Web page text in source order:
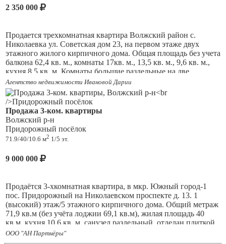
Инфраструктура развита, все в шаговой доступности:
В квартире два балкона. Видеонаблюдение в доме, в подъезде
есть место под коляску, велосипед.
Один взрослый собственник, обременений нет. Приглашаем
на просмотр.
2 350 000
Продается трехкомнатная квартира Волжский район с.
Николаевка ул. Советская дом 23, на первом этаже двух
этажного жилого кирпичного дома. Общая площадь без учета
балкона 62,4 кв. м., комнаты 17кв. м., 13,5 кв. м., 9,6 кв. м.,
кухня 8,5 кв. м. Комнаты большие раздельные на две
стороны. Квартира не угловая в середине дома а значить
теплая. Большой балкон 2.4 кв. м. Планировка квартиры
очень удачная состояние требует небольших вложений. В
шаговой доступности школа, пункт медицинского осмотра,
магазин. Рядом имеется остановка общественного транспорта
автобуса 139 и 622 идущий до Самары автостанции Аврора.
От села Николаевка до Авроры 19 км. По всем уточняющим
вопросам звоните расскажем и покажем квартиру.
Агентство недвижимости Ивановой Дарии
Продажа 3-ком. квартиры
Волжский р-н
Придорожный посёлок
71.9/40/10.6 м2 1/5 эт.
9 000 000
Продаётся 3-хкомнатная квартира, в мкр. Южный город-1
пос. Придорожный на Николаевском проспекте д. 13. 1
(высокий) этаж/5 этажного кирпичного дома. Общий метраж
71,9 кв.м (без учёта лоджии 69,1 кв.м), жилая площадь 40
кв.м, кухня 10,6 кв. м, санузел раздельный, отделан плиткой.
Все комнаты изолированные. Квартира с хорошим ремонтом,
ООО "АН Партнёры"